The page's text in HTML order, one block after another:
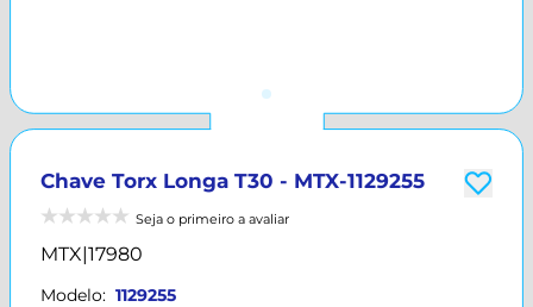
Chave Torx Longa T30 - MTX-1129255
Seja o primeiro a avaliar
MTX|17980
Modelo: 1129255